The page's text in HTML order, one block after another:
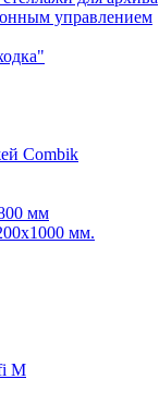
управлением
Combik
мм
мм.
M